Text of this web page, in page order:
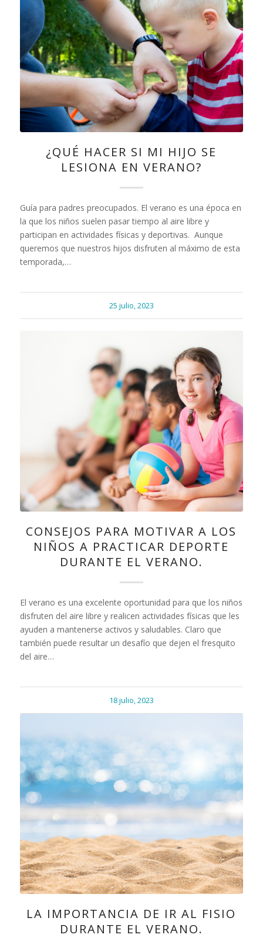
¿QUÉ HACER SI MI HIJO SE
LESIONA EN VERANO?
Guía para padres preocupados. El verano es una época en
la que los niños suelen pasar tiempo al aire libre y
participan en actividades físicas y deportivas. Aunque
queremos que nuestros hijos disfruten al máximo de esta
temporada,…
25 julio, 2023
CONSEJOS PARA MOTIVAR A LOS
NIÑOS A PRACTICAR DEPORTE
DURANTE EL VERANO.
El verano es una excelente oportunidad para que los niños
disfruten del aire libre y realicen actividades físicas que les
ayuden a mantenerse activos y saludables. Claro que
también puede resultar un desafío que dejen el fresquito
del aire…
18 julio, 2023
LA IMPORTANCIA DE IR AL FISIO
DURANTE EL VERANO.